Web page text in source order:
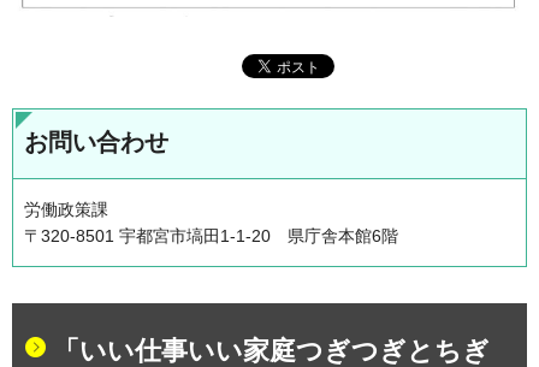
お問い合わせ
労働政策課
〒320-8501 宇都宮市塙田1-1-20 県庁舎本館6階
「いい仕事いい家庭つぎつぎとちぎ